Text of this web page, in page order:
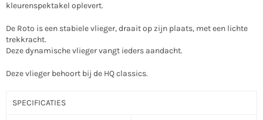
kleurenspektakel oplevert.
De Roto is een stabiele vlieger, draait op zijn plaats, met een lichte
trekkracht.
Deze dynamische vlieger vangt ieders aandacht.
Deze vlieger behoort bij de HQ classics.
SPECIFICATIES